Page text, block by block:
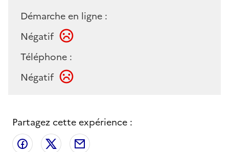
Démarche en ligne :
Négatif
Téléphone :
Négatif
Partagez cette expérience :
Partager sur Facebook
Partager sur X